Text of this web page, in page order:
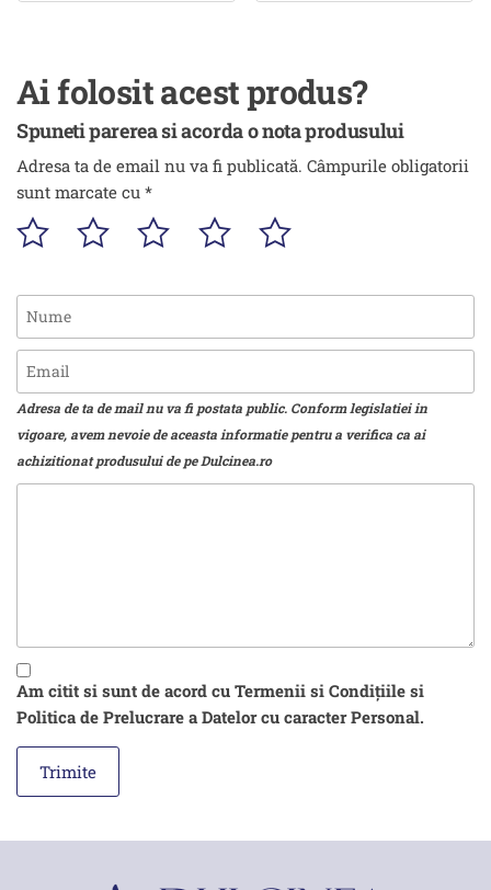
Ai folosit acest produs?
Spuneti parerea si acorda o nota produsului
Adresa ta de email nu va fi publicată. Câmpurile obligatorii
sunt marcate cu *
Adresa de ta de mail nu va fi postata public. Conform legislatiei in
vigoare, avem nevoie de aceasta informatie pentru a verifica ca ai
achizitionat produsului de pe Dulcinea.ro
Am citit si sunt de acord cu Termenii si Condițiile si
Politica de Prelucrare a Datelor cu caracter Personal.